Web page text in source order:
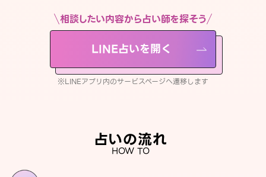
相談したい内容から占い師を探そう
LINE占いを開く
※LINEアプリ内のサービスページへ遷移します
占いの流れ
HOW TO